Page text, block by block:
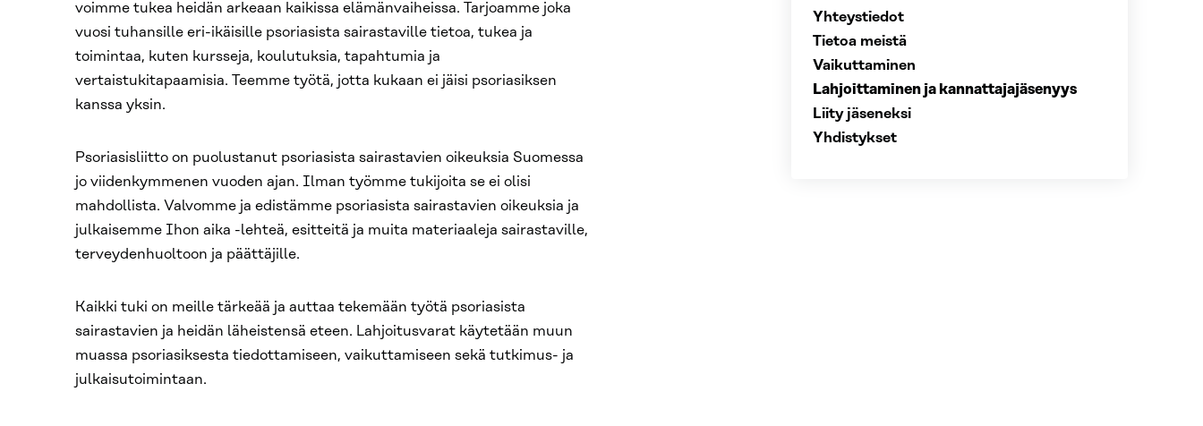
voimme tukea heidän arkeaan kaikissa elämänvaiheissa. Tarjoamme joka
vuosi tuhansille eri-ikäisille psoriasista sairastaville tietoa, tukea ja
toimintaa, kuten kursseja, koulutuksia, tapahtumia ja
vertaistukitapaamisia. Teemme työtä, jotta kukaan ei jäisi psoriasiksen
kanssa yksin.
Psoriasisliitto on puolustanut psoriasista sairastavien oikeuksia Suomessa
jo viidenkymmenen vuoden ajan. Ilman työmme tukijoita se ei olisi
mahdollista. Valvomme ja edistämme psoriasista sairastavien oikeuksia ja
julkaisemme Ihon aika -lehteä, esitteitä ja muita materiaaleja sairastaville,
terveydenhuoltoon ja päättäjille.
Kaikki tuki on meille tärkeää ja auttaa tekemään työtä psoriasista
sairastavien ja heidän läheistensä eteen. Lahjoitusvarat käytetään muun
muassa psoriasiksesta tiedottamiseen, vaikuttamiseen sekä tutkimus- ja
julkaisutoimintaan.
Yhteystiedot
Tietoa meistä
Vaikuttaminen
Lahjoittaminen ja kannattajajäsenyys
Liity jäseneksi
Yhdistykset